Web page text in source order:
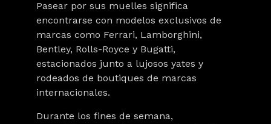
Pasear por sus muelles significa
encontrarse con modelos exclusivos de
marcas como Ferrari, Lamborghini,
Bentley, Rolls-Royce y Bugatti,
estacionados junto a lujosos yates y
rodeados de boutiques de marcas
internacionales.
Durante los fines de semana,